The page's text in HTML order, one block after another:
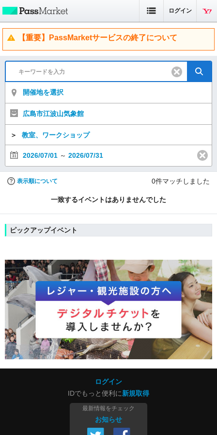
ログイン
【重要】PassMarketサービスの終了について
開催地を選択
広島市江波山気象館
＞ 教室、ワークショップ
2026/07/01 ～ 2026/07/31
表示順について 0件マッチしました
一致するイベントはありませんでした
ピックアップイベント
ログイン
IDでもっと便利に新規取得
最新情報をチェック
お知らせ